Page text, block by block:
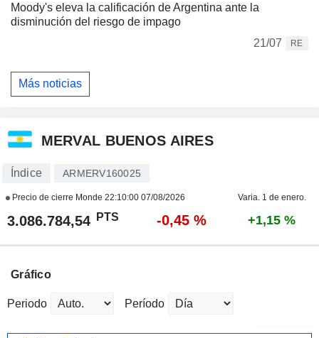
Moody's eleva la calificación de Argentina ante la
disminución del riesgo de impago
21/07
RE
Más noticias
MERVAL BUENOS AIRES
Índice ARMERV160025
Precio de cierre Monde 22:10:00 07/08/2026 Varia. 1 de enero.
3.086.784,54 PTS -0,45 % +1,15 %
Gráfico
Periodo Período